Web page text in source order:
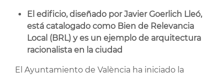
El edificio, diseñado por Javier Goerlich Lleó,
está catalogado como Bien de Relevancia
Local (BRL) y es un ejemplo de arquitectura
racionalista en la ciudad
El Ayuntamiento de València ha iniciado la